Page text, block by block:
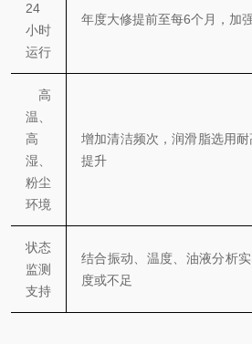
24
小时
运行
年度大修提前至每6个月，加
高
温、
高
湿、
粉尘
环境
增加清洁频次，润滑脂选用
提升
状态
监测
支持
结合振动、温度、油液分析
度或不足